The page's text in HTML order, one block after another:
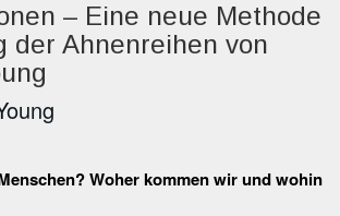
– Eine neue Methode
der Ahnenreihen von
Woher kommen wir und wohin